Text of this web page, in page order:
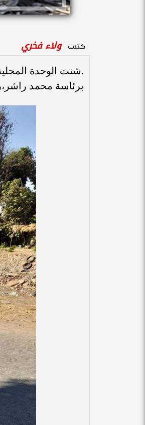
كتبت ولاء فخري
.شنت الوحدة
برئاسة محمد